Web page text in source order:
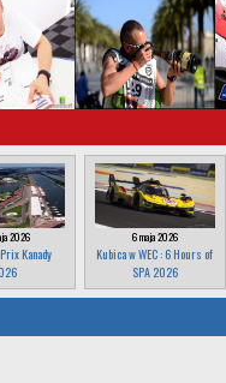
2026
Kanady
6 maja 2026
Kubica w WEC : 6 Hours of
SPA 2026